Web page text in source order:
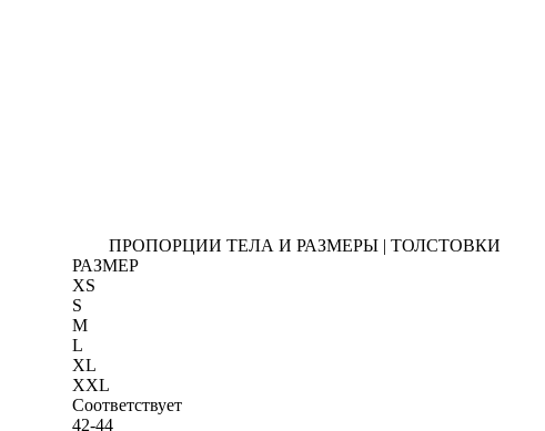
ПРОПОРЦИИ ТЕЛА И РАЗМЕРЫ | ТОЛСТОВКИ
РАЗМЕР
XS
S
M
L
XL
XXL
Соответствует
42-44